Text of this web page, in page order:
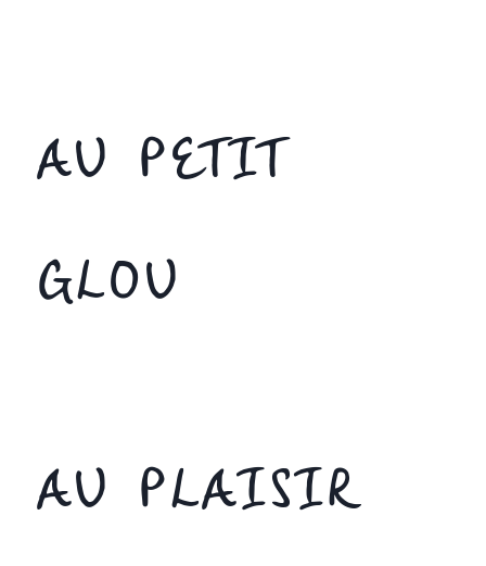
AU PETIT
GLOU
AU PLAISIR